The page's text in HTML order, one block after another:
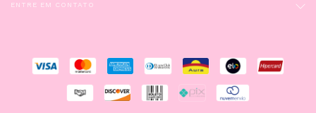
ENTRE EM CONTATO